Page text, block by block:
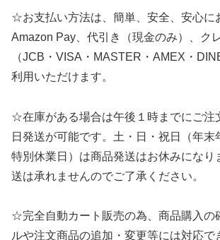
☆お支払い方法は、簡単、安全、安心に
Amazon Pay、代引き（現金のみ）、ク
（JCB・VISA・MASTER・AMEX・
利用いただけます。
☆在庫がある場合は午後１時までにご注
日発送が可能です。土・日・祝日（年末
特別休業日）は商品発送はお休みになり
送は承れませんのでご了承ください。
☆完全自動カート販売の為、商品購入の
ルや注文商品の追加・変更等には対応で